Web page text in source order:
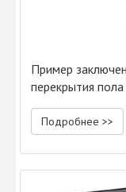
Пример
перекрытия
Подробнее >>